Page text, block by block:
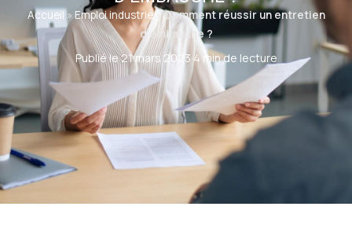
Accueil »Emploi industrie»Comment réussir un entretien
d’embauche ?
Publié le 21 mars 2023·4 min de lecture